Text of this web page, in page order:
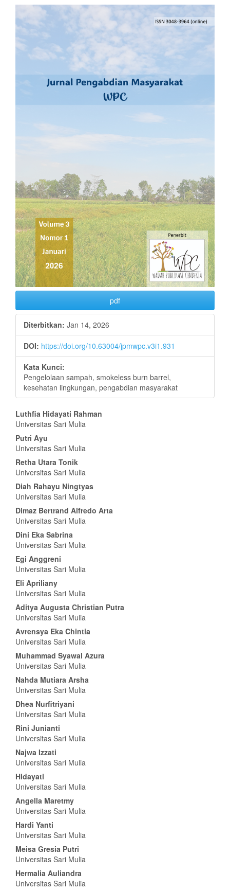
Bilah
Samping
Artikel
pdf
Diterbitkan: Jan 14, 2026
DOI: https://doi.org/10.63004/jpmwpc.v3i1.931
Kata Kunci:
Pengelolaan sampah, smokeless burn barrel,
kesehatan lingkungan, pengabdian masyarakat
Isi
Artikel
Utama
Luthfia Hidayati Rahman
Universitas Sari Mulia
Putri Ayu
Universitas Sari Mulia
Retha Utara Tonik
Universitas Sari Mulia
Diah Rahayu Ningtyas
Universitas Sari Mulia
Dimaz Bertrand Alfredo Arta
Universitas Sari Mulia
Dini Eka Sabrina
Universitas Sari Mulia
Egi Anggreni
Universitas Sari Mulia
Eli Apriliany
Universitas Sari Mulia
Aditya Augusta Christian Putra
Universitas Sari Mulia
Avrensya Eka Chintia
Universitas Sari Mulia
Muhammad Syawal Azura
Universitas Sari Mulia
Nahda Mutiara Arsha
Universitas Sari Mulia
Dhea Nurfitriyani
Universitas Sari Mulia
Rini Junianti
Universitas Sari Mulia
Najwa Izzati
Universitas Sari Mulia
Hidayati
Universitas Sari Mulia
Angella Maretmy
Universitas Sari Mulia
Hardi Yanti
Universitas Sari Mulia
Meisa Gresia Putri
Universitas Sari Mulia
Hermalia Auliandra
Universitas Sari Mulia